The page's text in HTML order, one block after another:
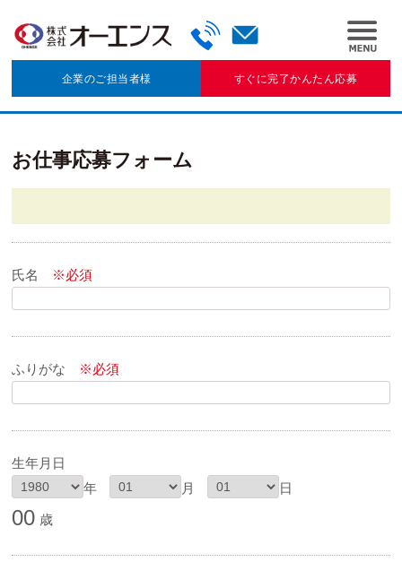
企業のご担当者様 すぐに完了かんたん応募
お仕事応募フォーム
氏名 ※必須
ふりがな ※必須
生年月日
年
月 日
00 歳